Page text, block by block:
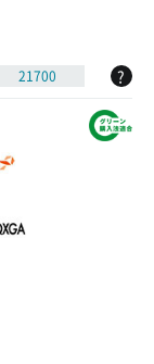
21700 ?